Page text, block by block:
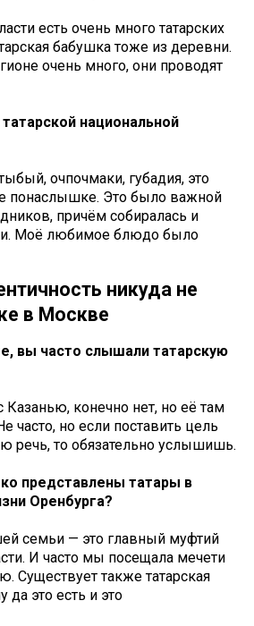
есть очень много татарских
бабушка тоже из деревни.
очень много, они проводят
национальной
очпочмаки, губадия, это
понаслышке. Это было важной
причём собиралась и
Моё любимое блюдо было
никуда не
в Москве
вы часто слышали татарскую
Казанью, конечно нет, но её там
часто, но если поставить цель
речь, то обязательно услышишь.
представлены татары в
Оренбурга?
семьи — это главный муфтий
И часто мы посещала мечети
Существует также татарская
да это есть и это